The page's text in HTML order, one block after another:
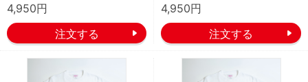
4,950円 4,950円